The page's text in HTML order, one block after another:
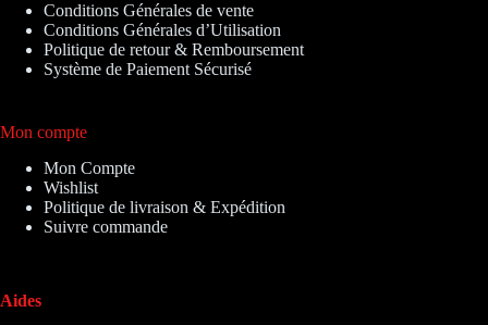
Conditions Générales de vente
Conditions Générales d’Utilisation
Politique de retour & Remboursement
Système de Paiement Sécurisé
Mon compte
Mon Compte
Wishlist
Politique de livraison & Expédition
Suivre commande
Aides